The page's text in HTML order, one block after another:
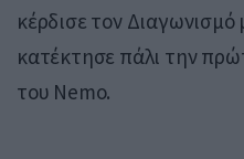
κέρδισε τον Διαγωνισμό
κατέκτησε πάλι την
του Nemo.